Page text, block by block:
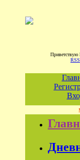
Приветствую
RSS